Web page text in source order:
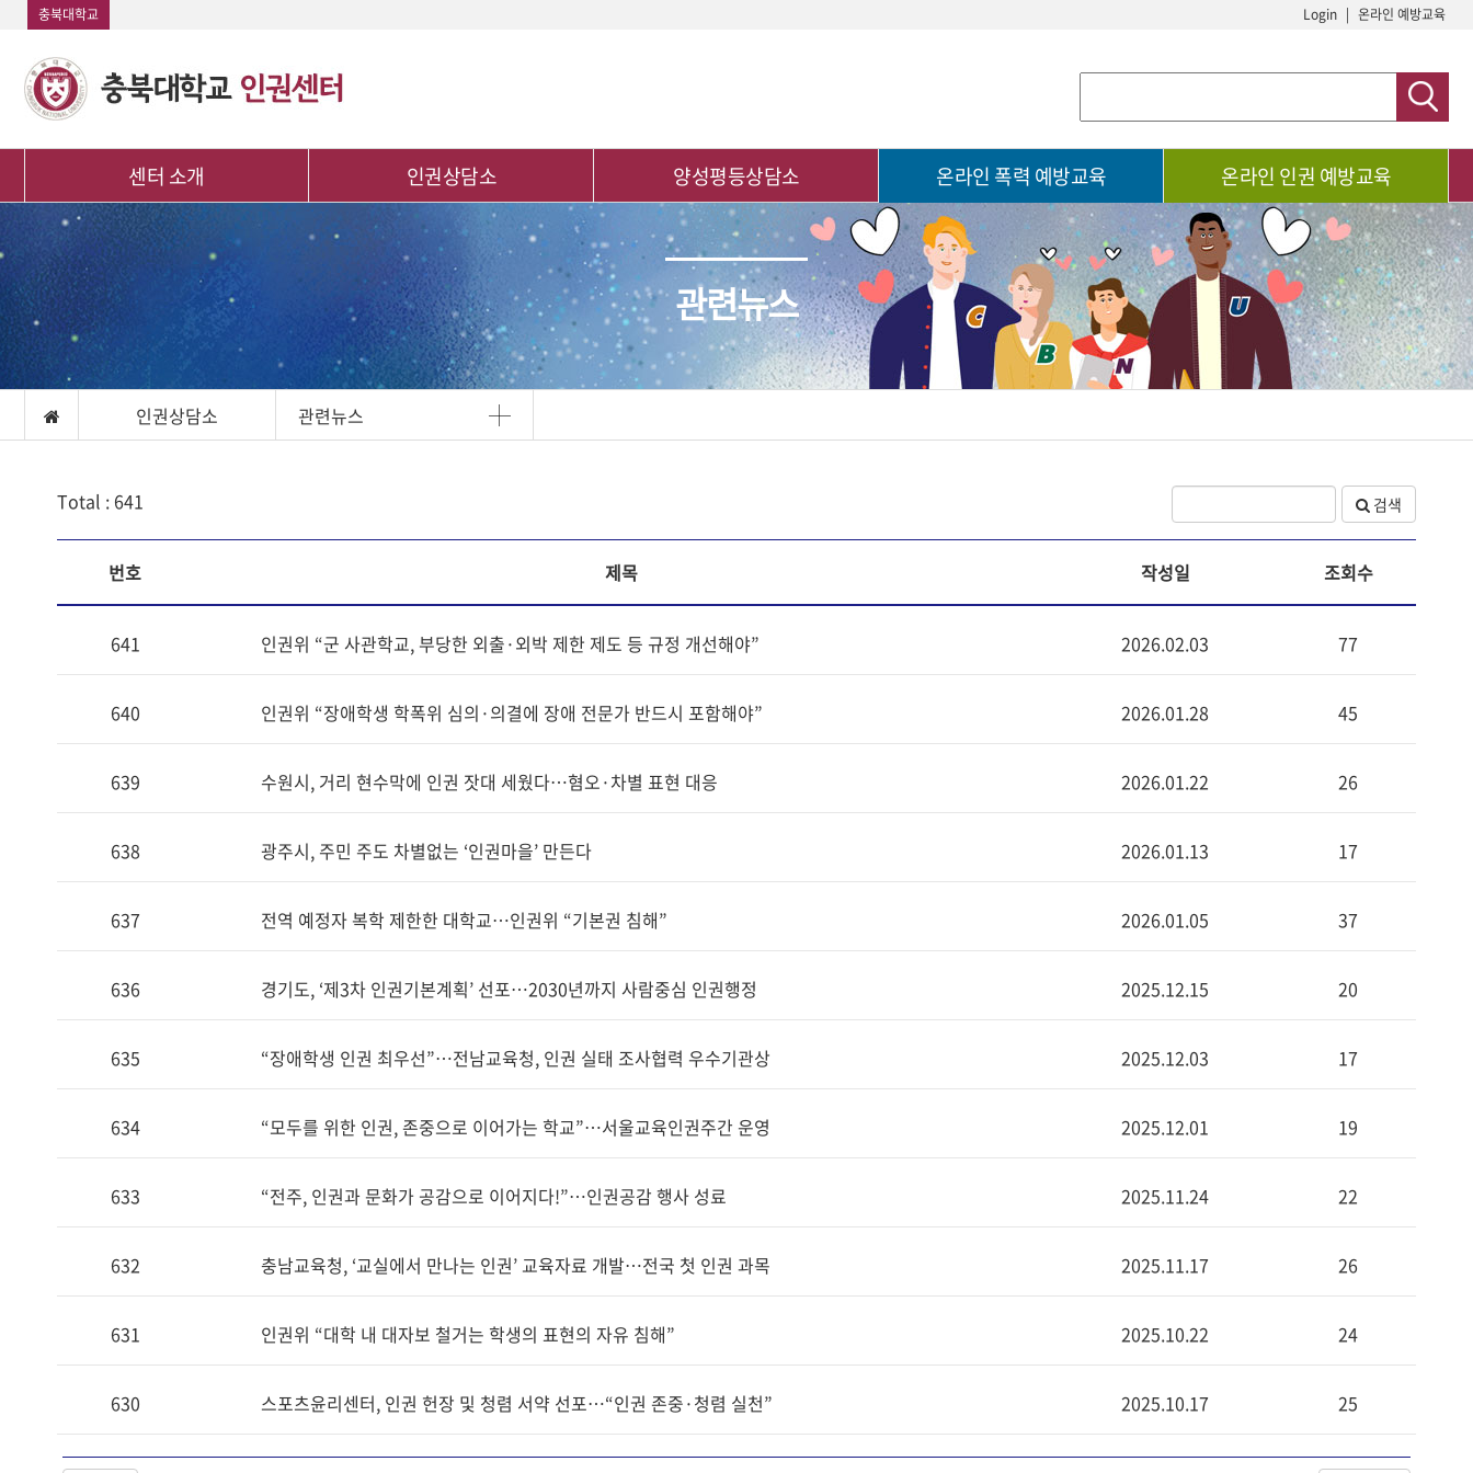
충북대학교 Login | 온라인 예방교육
센터 소개
인사말
구성원
규정 및 지침
오시는 길
인권상담소
인권이란?
상담 및 신고
공지사항
관련뉴스
양성평등상담소
성희롱, 성폭력이란
상담 및 신고
공지사항
관련뉴스
온라인 폭력 예방교육
수강신청
이용안내
수강현황
온라인 인권 예방교육
수강신청
이용안내
수강현황
관련뉴스
인권상담소 관련뉴스
Total : 641 검색
번호 제목 작성일 조회수
641 인권위 “군 사관학교, 부당한 외출·외박 제한 제도 등 규정 개선해야” 2026.02.03 77
640 인권위 “장애학생 학폭위 심의·의결에 장애 전문가 반드시 포함해야” 2026.01.28 45
639 수원시, 거리 현수막에 인권 잣대 세웠다…혐오·차별 표현 대응 2026.01.22 26
638 광주시, 주민 주도 차별없는 ‘인권마을’ 만든다 2026.01.13 17
637 전역 예정자 복학 제한한 대학교…인권위 “기본권 침해” 2026.01.05 37
636 경기도, ‘제3차 인권기본계획’ 선포…2030년까지 사람중심 인권행정 2025.12.15 20
635 “장애학생 인권 최우선”…전남교육청, 인권 실태 조사협력 우수기관상 2025.12.03 17
634 “모두를 위한 인권, 존중으로 이어가는 학교”…서울교육인권주간 운영 2025.12.01 19
633 “전주, 인권과 문화가 공감으로 이어지다!”…인권공감 행사 성료 2025.11.24 22
632 충남교육청, ‘교실에서 만나는 인권’ 교육자료 개발…전국 첫 인권 과목 2025.11.17 26
631 인권위 “대학 내 대자보 철거는 학생의 표현의 자유 침해” 2025.10.22 24
630 스포츠윤리센터, 인권 헌장 및 청렴 서약 선포…“인권 존중·청렴 실천” 2025.10.17 25